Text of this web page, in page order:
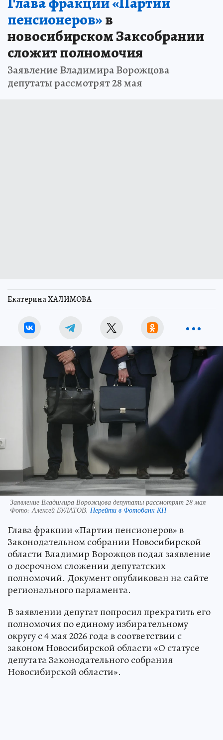
пенсионеров»в
новосибирском Заксобрании
сложит полномочия
Заявление Владимира Ворожцова
депутаты рассмотрят 28 мая
Екатерина ХАЛИМОВА
Заявление Владимира Ворожцова депутаты рассмотрят 28 мая
Фото:Алексей БУЛАТОВ. Перейти в Фотобанк КП
Глава фракции «Партии пенсионеров» в
Законодательном собрании Новосибирской
области Владимир Ворожцов подал заявление
о досрочном сложении депутатских
полномочий. Документ опубликован на сайте
регионального парламента.
В заявлении депутат попросил прекратить его
полномочия по единому избирательному
округу с 4 мая 2026 года в соответствии с
законом Новосибирской области «О статусе
депутата Законодательного собрания
Новосибирской области».